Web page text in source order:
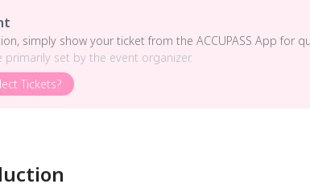
simply show your ticket from the ACCUPASS App for
primarily set by the event organizer.
Tickets?